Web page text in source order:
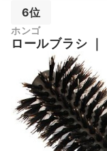
6位
ホンゴ
ロールブラシ